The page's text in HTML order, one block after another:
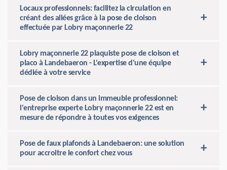
Locaux professionnels: facilitez la circulation en
créant des allées grâce à la pose de cloison
effectuée par Lobry maçonnerie 22
Lobry maçonnerie 22 plaquiste pose de cloison et
placo à Landebaeron - L'expertise d'une équipe
dédiée à votre service
Pose de cloison dans un immeuble professionnel:
l'entreprise experte Lobry maçonnerie 22 est en
mesure de répondre à toutes vos exigences
Pose de faux plafonds à Landebaeron: une solution
pour accroitre le confort chez vous